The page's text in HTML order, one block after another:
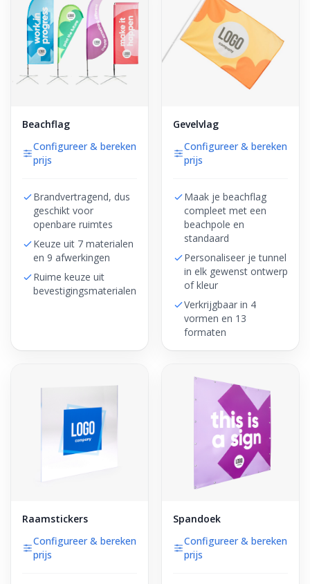
Beachflag
Configureer & bereken
prijs
Brandvertragend, dus
geschikt voor
openbare ruimtes
Keuze uit 7 materialen
en 9 afwerkingen
Ruime keuze uit
bevestigingsmaterialen
Gevelvlag
Configureer & bereken
prijs
Maak je beachflag
compleet met een
beachpole en
standaard
Personaliseer je tunnel
in elk gewenst ontwerp
of kleur
Verkrijgbaar in 4
vormen en 13
formaten
Raamstickers
Configureer & bereken
prijs
Spandoek
Configureer & bereken
prijs